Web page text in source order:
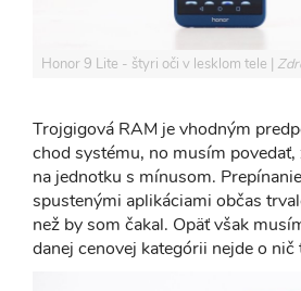
Honor 9 Lite - štyri oči v lesklom tele
Trojgigová RAM je vhodným
chod systému, no musím
na jednotku s mínusom.
spustenými aplikáciami občas
než by som čakal. Opäť však
danej cenovej kategórii nejde o nič